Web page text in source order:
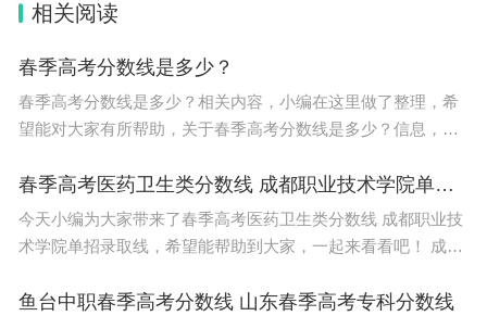
Hahn被质疑的实验图片。图源：David的博文
相关阅读
春季高考分数线是多少？
春季高考分数线是多少？相关内容，小编在这里做了整理，希
望能对大家有所帮助，关于春季高考分数线是多少？信息，一
440分之间(文史 475分,理工 46
春季高考医药卫生类分数线 成都职业技术学院单招录取线
今天小编为大家带来了春季高考医药卫生类分数线 成都职业技
术学院单招录取线，希望能帮助到大家，一起来看看吧！ 成都
数线为148分。
鱼台中职春季高考分数线 山东春季高考专科分数线